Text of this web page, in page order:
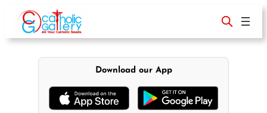
content
Download our App